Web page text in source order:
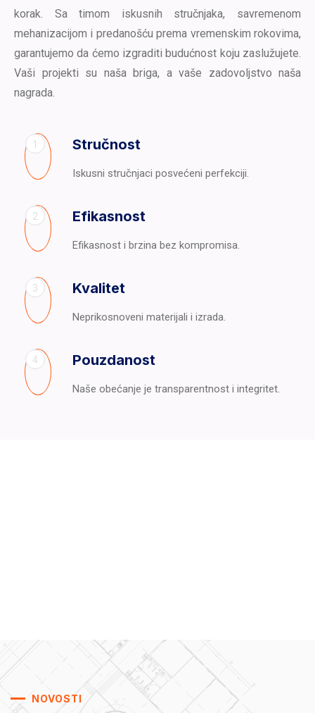
korak. Sa timom iskusnih stručnjaka, savremenom
mehanizacijom i predanošću prema vremenskim rokovima,
garantujemo da ćemo izgraditi budućnost koju zaslužujete.
Vaši projekti su naša briga, a vaše zadovoljstvo naša
nagrada.
1 Stručnost
Iskusni stručnjaci posvećeni perfekciji.
2 Efikasnost
Efikasnost i brzina bez kompromisa.
3 Kvalitet
Neprikosnoveni materijali i izrada.
4 Pouzdanost
Naše obećanje je transparentnost i integritet.
NOVOSTI